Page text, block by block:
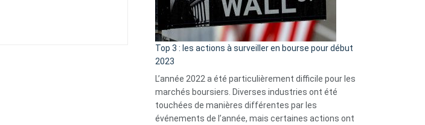
guide
d’auto-
assistance
Top 3 : les actions à surveiller en bourse pour début
2023
L’année 2022 a été particulièrement difficile pour les
marchés boursiers. Diverses industries ont été
touchées de manières différentes par les
événements de l’année, mais certaines actions ont